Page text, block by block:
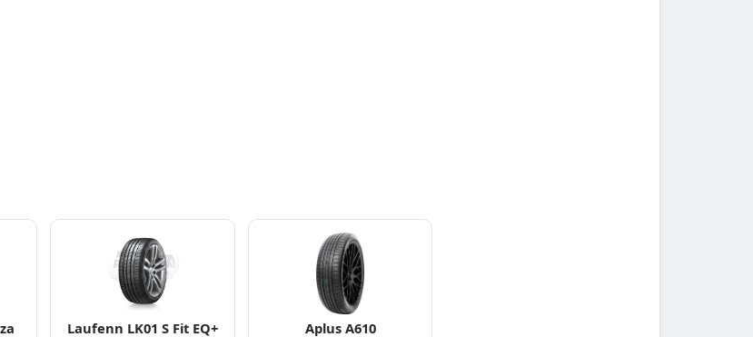
Laufenn LK01 S Fit EQ+ Aplus A610